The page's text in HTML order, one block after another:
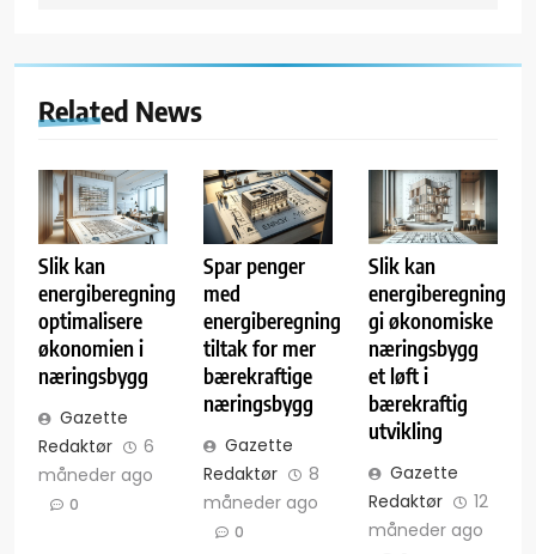
Related News
Slik kan
energiberegning
optimalisere
økonomien i
næringsbygg
Gazette
Redaktør
6
måneder ago
0
Spar penger
med
energiberegning
tiltak for mer
bærekraftige
næringsbygg
Gazette
Redaktør
8
måneder ago
0
Slik kan
energiberegning
gi økonomiske
næringsbygg
et løft i
bærekraftig
utvikling
Gazette
Redaktør
12
måneder ago